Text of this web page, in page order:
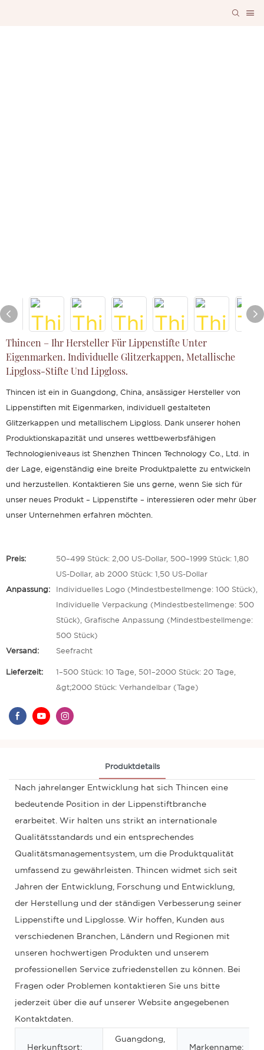
Thincen – Ihr Hersteller Für Lippenstifte Unter
Eigenmarken. Individuelle Glitzerkappen, Metallische
Lipgloss-Stifte Und Lipgloss.
Thincen ist ein in Guangdong, China, ansässiger Hersteller von
Lippenstiften mit Eigenmarken, individuell gestalteten
Glitzerkappen und metallischem Lipgloss. Dank unserer hohen
Produktionskapazität und unseres wettbewerbsfähigen
Technologieniveaus ist Shenzhen Thincen Technology Co., Ltd. in
der Lage, eigenständig eine breite Produktpalette zu entwickeln
und herzustellen. Kontaktieren Sie uns gerne, wenn Sie sich für
unser neues Produkt – Lippenstifte – interessieren oder mehr über
unser Unternehmen erfahren möchten.
Preis: 50–499 Stück: 2,00 US-Dollar, 500–1999 Stück: 1,80
US-Dollar, ab 2000 Stück: 1,50 US-Dollar
Anpassung: Individuelles Logo (Mindestbestellmenge: 100 Stück),
Individuelle Verpackung (Mindestbestellmenge: 500
Stück), Grafische Anpassung (Mindestbestellmenge:
500 Stück)
Versand: Seefracht
Lieferzeit: 1–500 Stück: 10 Tage, 501–2000 Stück: 20 Tage,
&gt;2000 Stück: Verhandelbar (Tage)
Produktdetails
Nach jahrelanger Entwicklung hat sich Thincen eine
bedeutende Position in der Lippenstiftbranche
erarbeitet. Wir halten uns strikt an internationale
Qualitätsstandards und ein entsprechendes
Qualitätsmanagementsystem, um die Produktqualität
umfassend zu gewährleisten. Thincen widmet sich seit
Jahren der Entwicklung, Forschung und Entwicklung,
der Herstellung und der ständigen Verbesserung seiner
Lippenstifte und Lipglosse. Wir hoffen, Kunden aus
verschiedenen Branchen, Ländern und Regionen mit
unseren hochwertigen Produkten und unserem
professionellen Service zufriedenstellen zu können. Bei
Fragen oder Problemen kontaktieren Sie uns bitte
jederzeit über die auf unserer Website angegebenen
Kontaktdaten.
Herkunftsort:
Guangdong,
Markenname: